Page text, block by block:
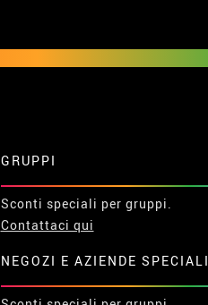
GRUPPI
Sconti speciali per gruppi.
Contattaci qui
NEGOZI E AZIENDE SPECIALI